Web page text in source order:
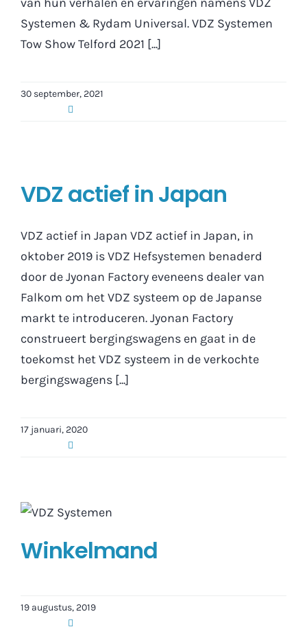
Systemen & Rydam Universal. VDZ Systemen
Tow Show Telford 2021 [...]
30 september, 2021
VDZ actief in Japan
VDZ actief in Japan VDZ actief in Japan, in
oktober 2019 is VDZ Hefsystemen benaderd
door de Jyonan Factory eveneens dealer van
Falkom om het VDZ systeem op de Japanse
markt te introduceren. Jyonan Factory
construeert bergingswagens en gaat in de
toekomst het VDZ systeem in de verkochte
bergingswagens [...]
17 januari, 2020
Winkelmand
19 augustus, 2019